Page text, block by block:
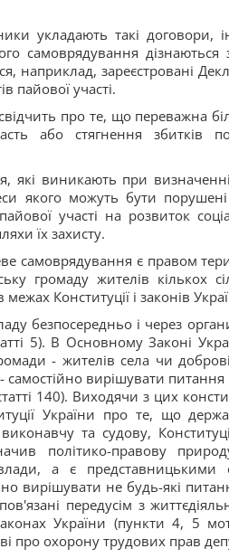
укладають такі договори,
самоврядування дізнаються
наприклад, зареєстровані
пайової участі.
про те, що переважна
або стягнення збитків
які виникають при
якого можуть бути
участі на розвиток
їх захисту.
самоврядування є правом
громаду жителів кількох
Конституції і законів
безпосередньо і через
5). В Основному Законі
- жителів села чи
самостійно вирішувати
140). Виходячи з цих
України про те, що
та судову,
політико-правову
а є представницькими
вирішувати не будь-які
передусім з
України (пункти 4, 5
охорону трудових прав